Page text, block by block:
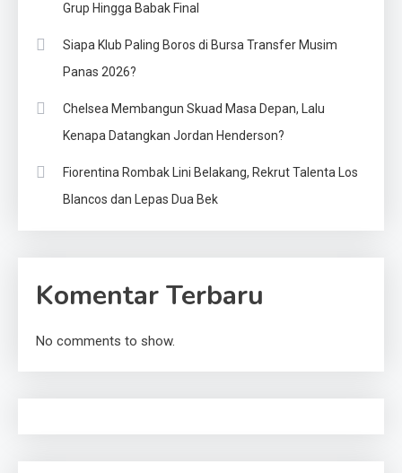
Grup Hingga Babak Final
Siapa Klub Paling Boros di Bursa Transfer Musim
Panas 2026?
Chelsea Membangun Skuad Masa Depan, Lalu
Kenapa Datangkan Jordan Henderson?
Fiorentina Rombak Lini Belakang, Rekrut Talenta Los
Blancos dan Lepas Dua Bek
Komentar Terbaru
No comments to show.